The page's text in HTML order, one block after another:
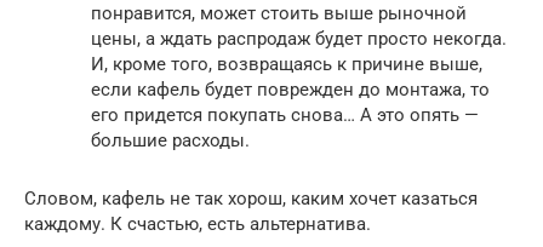
понравится, может стоить выше рыночной
цены, а ждать распродаж будет просто некогда.
И, кроме того, возвращаясь к причине выше,
если кафель будет поврежден до монтажа, то
его придется покупать снова… А это опять —
большие расходы.
Словом, кафель не так хорош, каким хочет казаться
каждому. К счастью, есть альтернатива.